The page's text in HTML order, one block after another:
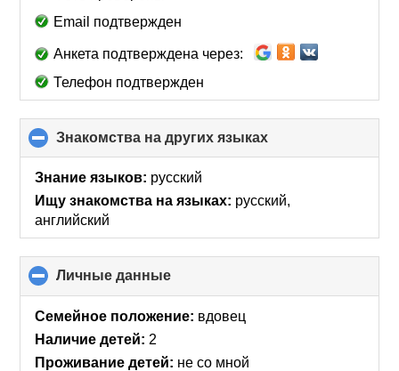
Email подтвержден
Анкета подтверждена через:
Телефон подтвержден
Знакомства на других языках
to
contents
Знание языков: русский
Ищу знакомства на языках: русский,
английский
Личные данные
to
collapse
contents
Семейное положение: вдовец
Наличие детей: 2
Проживание детей: не со мной